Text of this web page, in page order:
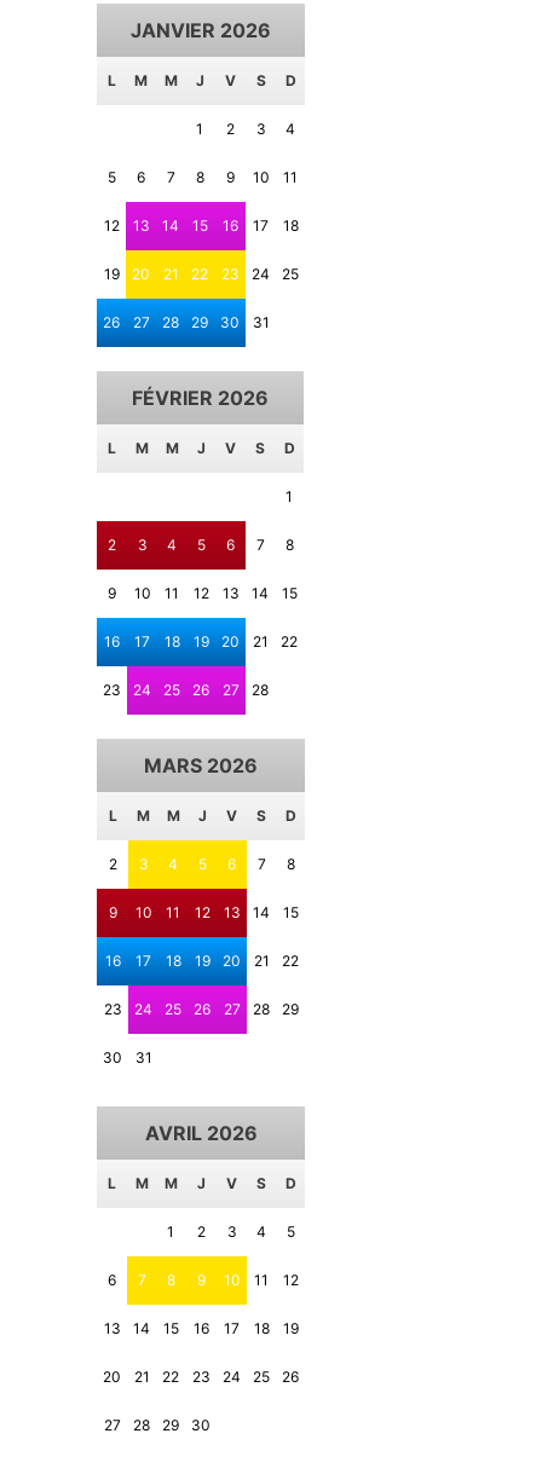
JANVIER 2026
L M M J V S D
1 2 3 4
5 6 7 8 9 10 11
12 13 14 15 16 17 18
19 20 21 22 23 24 25
26 27 28 29 30 31
FÉVRIER 2026
L M M J V S D
1
2 3 4 5 6 7 8
9 10 11 12 13 14 15
16 17 18 19 20 21 22
23 24 25 26 27 28
MARS 2026
L M M J V S D
2 3 4 5 6 7 8
9 10 11 12 13 14 15
16 17 18 19 20 21 22
23 24 25 26 27 28 29
30 31
AVRIL 2026
L M M J V S D
1 2 3 4 5
6 7 8 9 10 11 12
13 14 15 16 17 18 19
20 21 22 23 24 25 26
27 28 29 30